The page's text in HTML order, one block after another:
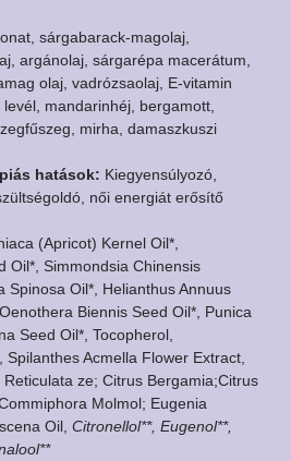
sárgabarack-magolaj,
argánolaj, sárgarépa macerátum,
olaj, vadrózsaolaj, E-vitamin
mandarinhéj, bergamott,
mirha, damaszkuszi
hatások: Kiegyensúlyozó,
női energiát erősítő
(Apricot) Kernel Oil*,
Oil*, Simmondsia Chinensis
Spinosa Oil*, Helianthus Annuus
Biennis Seed Oil*, Punica
Seed Oil*, Tocopherol,
Acmella Flower Extract,
ze; Citrus Bergamia;Citrus
Molmol; Eugenia
Oil, Citronellol**, Eugenol**,